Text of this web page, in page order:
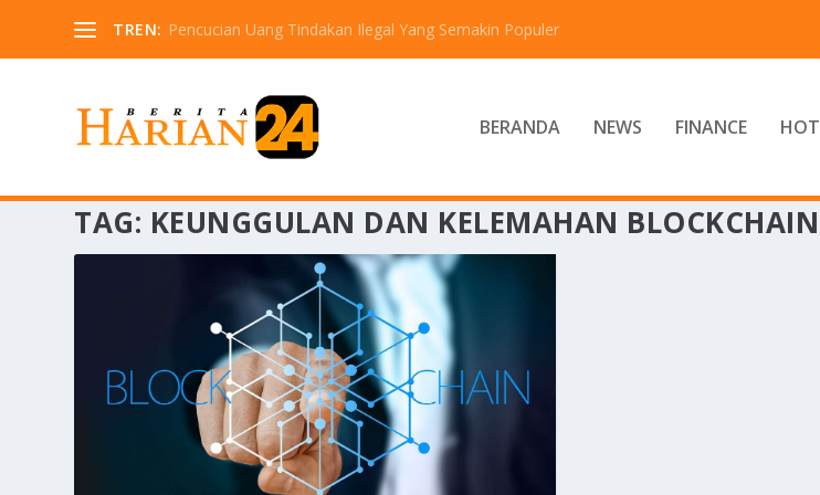
TREN: Pencucian Uang Tindakan Ilegal Yang Semakin Populer
BERANDA NEWS FINANCE HOT
TAG: KEUNGGULAN DAN KELEMAHAN BLOCKCHAIN